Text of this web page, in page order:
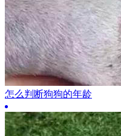
怎么判断狗狗的年龄